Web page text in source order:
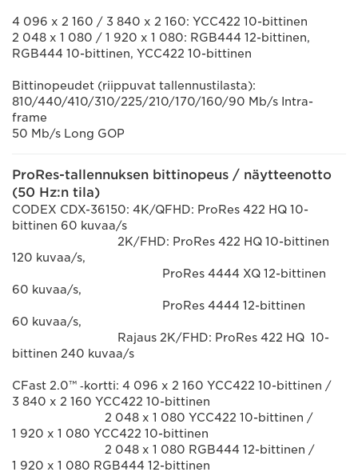
4 096 x 2 160 / 3 840 x 2 160: YCC422 10-bittinen
2 048 x 1 080 / 1 920 x 1 080: RGB444 12-bittinen,
RGB444 10-bittinen, YCC422 10-bittinen
Bittinopeudet (riippuvat tallennustilasta):
810/440/410/310/225/210/170/160/90 Mb/s Intra-
frame
50 Mb/s Long GOP
ProRes-tallennuksen bittinopeus / näytteenotto
(50 Hz:n tila)
CODEX CDX-36150: 4K/QFHD: ProRes 422 HQ 10-
bittinen 60 kuvaa/s
2K/FHD: ProRes 422 HQ 10-bittinen
120 kuvaa/s,
ProRes 4444 XQ 12-bittinen
60 kuvaa/s,
ProRes 4444 12-bittinen
60 kuvaa/s,
Rajaus 2K/FHD: ProRes 422 HQ 10-
bittinen 240 kuvaa/s
CFast 2.0™ ‑kortti: 4 096 x 2 160 YCC422 10-bittinen /
3 840 x 2 160 YCC422 10-bittinen
2 048 x 1 080 YCC422 10-bittinen /
1 920 x 1 080 YCC422 10-bittinen
2 048 x 1 080 RGB444 12-bittinen /
1 920 x 1 080 RGB444 12-bittinen